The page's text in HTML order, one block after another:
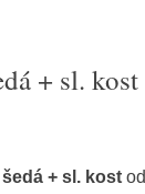
+ sl. kost
+ sl. kost od